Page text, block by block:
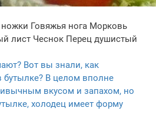
Говяжья нога Морковь
лист Чеснок Перец душистый
Вот вы знали, как
бутылке? В целом вполне
вкусом и запахом, но
холодец имеет форму